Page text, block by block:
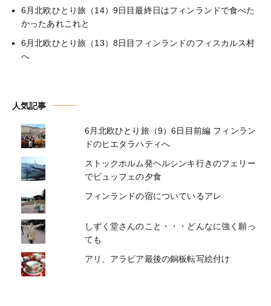
6月北欧ひとり旅（14）9日目最終日はフィンランドで食べた
かったあれこれと
6月北欧ひとり旅（13）8日目フィンランドのフィスカルス村
へ
人気記事
6月北欧ひとり旅（9）6日目前編 フィンラン
ドのヒエタラハティへ
ストックホルム発ヘルシンキ行きのフェリー
でビュッフェの夕食
フィンランドの宿についているアレ
しずく堂さんのこと・・・どんなに強く願っ
ても
アリ、アラビア最後の銅板転写絵付け